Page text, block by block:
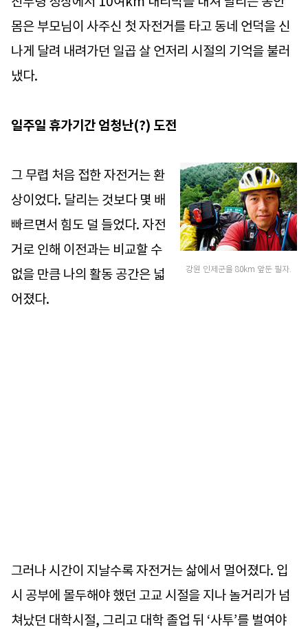
몸은 부모님이 사주신 첫 자전거를 타고 동네 언덕을 신
나게 달려 내려가던 일곱 살 언저리 시절의 기억을 불러
냈다.
일주일 휴가기간 엄청난(?) 도전
강원 인제군을 80km 앞둔 필자.
그 무렵 처음 접한 자전거는 환
상이었다. 달리는 것보다 몇 배
빠르면서 힘도 덜 들었다. 자전
거로 인해 이전과는 비교할 수
없을 만큼 나의 활동 공간은 넓
어졌다.
그러나 시간이 지날수록 자전거는 삶에서 멀어졌다. 입
시 공부에 몰두해야 했던 고교 시절을 지나 놀거리가 넘
쳐났던 대학시절, 그리고 대학 졸업 뒤 ‘사투’를 벌여야